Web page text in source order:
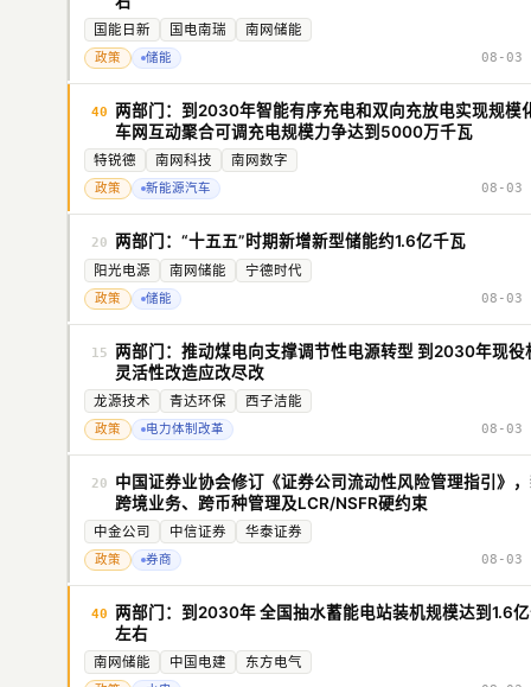
国能日新 国电南瑞 南网储能
政策 储能 08-03
40 两部门：到2030年智能有序充电和双向充放电实现规模
车网互动聚合可调充电规模力争达到5000万千瓦
特锐德 南网科技 南网数字
政策 新能源汽车 08-03
20 两部门：“十五五”时期新增新型储能约1.6亿千瓦
阳光电源 南网储能 宁德时代
政策 储能 08-03
15 两部门：推动煤电向支撑调节性电源转型 到2030年现役
灵活性改造应改尽改
龙源技术 青达环保 西子洁能
政策 电力体制改革 08-03
20
中国证券业协会修订《证券公司流动性风险管理指引》
跨境业务、跨币种管理及LCR/NSFR硬约束
中金公司 中信证券 华泰证券
政策 券商 08-03
40 两部门：到2030年 全国抽水蓄能电站装机规模达到1.6
左右
南网储能 中国电建 东方电气